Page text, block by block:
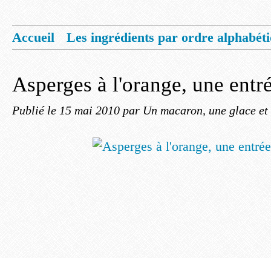
Accueil
Les ingrédients par ordre
Asperges à l'orange, une
Publié le 15 mai 2010 par Un macaron, une glace